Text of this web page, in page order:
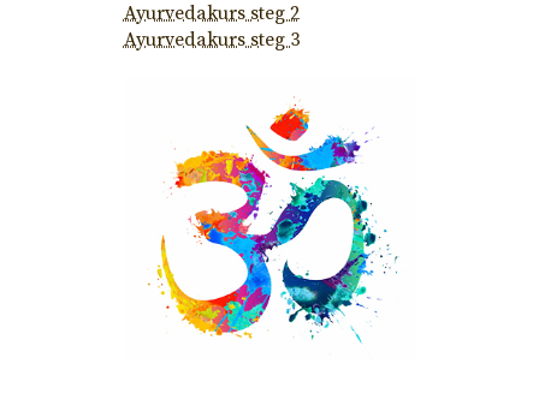
Ayurvedakurs steg 2
Ayurvedakurs steg 3